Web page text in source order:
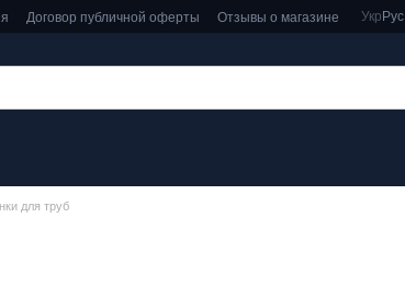
Договор публичной оферты Отзывы о магазине Укр Рус
для труб